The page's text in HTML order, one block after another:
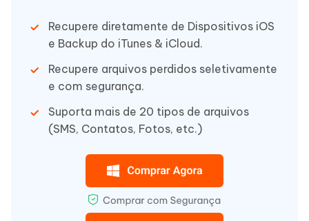
Recupere diretamente de Dispositivos iOS
e Backup do iTunes & iCloud.
Recupere arquivos perdidos seletivamente
e com segurança.
Suporta mais de 20 tipos de arquivos
(SMS, Contatos, Fotos, etc.)